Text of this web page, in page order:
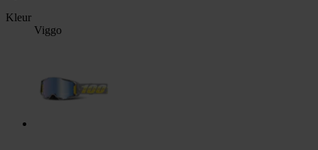
Kleur
Viggo